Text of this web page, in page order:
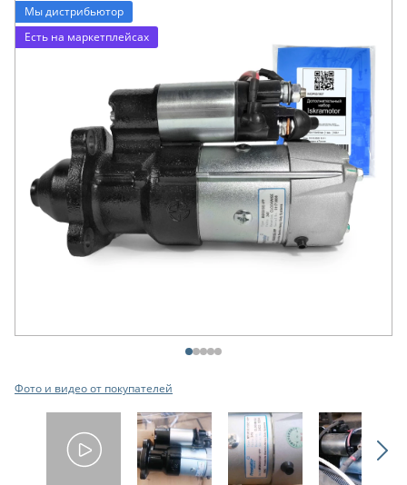
Мы дистрибьютор
Есть на маркетплейсах
Фото и видео от покупателей